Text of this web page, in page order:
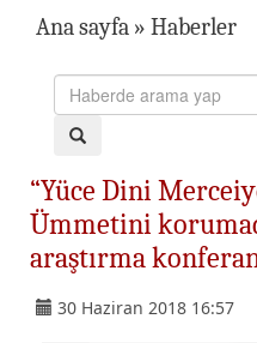
Ana sayfa » Haberler
“Yüce Dini
Ümmetini
araştırma
30 Haziran 2018 16:57